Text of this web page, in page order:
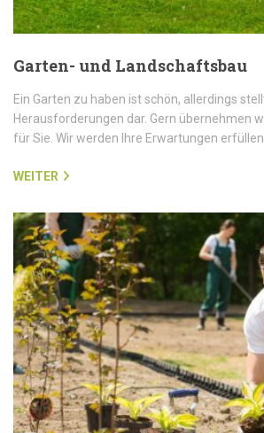
Garten- und Landschaftsbau
Ein Garten zu haben ist schön, allerdings
Herausforderungen dar. Gern übernehmen
für Sie. Wir werden Ihre Erwartungen
WEITER